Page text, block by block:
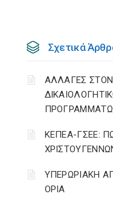
Σχετικά
ΑΛΛΑΓΕΣ
ΚΕΠΕΑ-ΓΣΕΕ:
ΥΠΕΡΩΡΙΑΚΗ
ΟΡΙΑ